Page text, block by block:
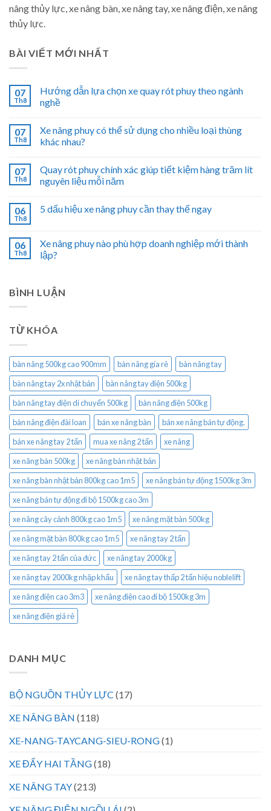
nâng thủy lực, xe nâng bàn, xe nâng tay, xe nâng điện, xe nâng
thủy lực.
BÀI VIẾT MỚI NHẤT
07
Th8
Hướng dẫn lựa chọn xe quay rót phuy theo ngành
nghề
07
Th8
Xe nâng phuy có thể sử dụng cho nhiều loại thùng
khác nhau?
07
Th8
Quay rót phuy chính xác giúp tiết kiệm hàng trăm lít
nguyên liệu mỗi năm
06
Th8
5 dấu hiệu xe nâng phuy cần thay thế ngay
06
Th8
Xe nâng phuy nào phù hợp doanh nghiệp mới thành
lập?
BÌNH LUẬN
TỪ KHÓA
bàn nâng 500kg cao 900mm bàn nâng gía rẻ
bàn nâng tay
bàn nâng tay 2x nhật bản
bàn nâng tay điện 500kg
bàn nâng tay điện di chuyển 500kg
bàn nâng điện 500kg
bàn nâng điện đài loan
bán xe nâng bàn
bán xe nâng bán tự động.
bán xe nâng tay 2 tấn
mua xe nâng 2 tấn
xe nâng
xe nâng bàn 500kg
xe nâng bàn nhật bản
xe nâng bàn nhật bản 800kg cao 1m5
xe nâng bán tự động 1500kg 3m
xe nâng bán tự động đi bộ 1500kg cao 3m
xe nâng cây cảnh 800kg cao 1m5
xe nâng mặt bàn 500kg
xe nâng mặt bàn 800kg cao 1m5
xe nâng tay 2 tấn
xe nâng tay 2 tấn của đức
xe nâng tay 2000kg
xe nâng tay 2000kg nhập khẩu
xe nâng tay thấp 2 tấn hiệu noblelift
xe nâng điện cao 3m3
xe nâng điện cao đi bộ 1500kg 3m
xe nâng điện giá rẻ
DANH MỤC
BỘ NGUỒN THỦY LỰC (17)
XE NÂNG BÀN (118)
XE-NANG-TAYCANG-SIEU-RONG(1)
XE ĐẨY HAI TẦNG(18)
XE NÂNG TAY(213)